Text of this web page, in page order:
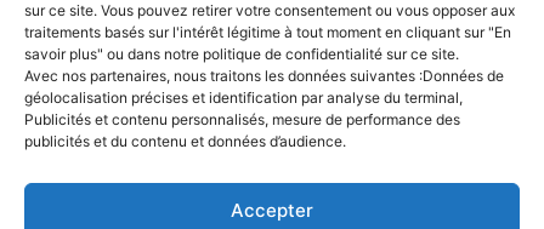
Votre transformation est notre passion. Nous sommes
votre partenaire fitness, votre nutritionniste, votre coach
sportif, votre expert en compléments alimentaires, votre
soutien. Objectifs Fitness a pour vocation de vous aider à
changer, peut importe votre ou vos objectifs, vous fournir
les la technologie, les outils et les produits dont vous avez
devenir la meilleure version de vous même, Your best self.
sur ce site. Vous pouvez retirer votre consentement ou vous opposer aux
traitements basés sur l'intérêt légitime à tout moment en cliquant sur "En
savoir plus" ou dans notre politique de confidentialité sur ce site.
Avec nos partenaires, nous traitons les données suivantes :Données de
géolocalisation précises et identification par analyse du terminal,
Publicités et contenu personnalisés, mesure de performance des
publicités et du contenu et données d’audience.
Accepter